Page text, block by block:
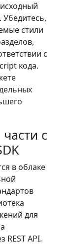
стили
с
кода.
с
в облаке
для
REST API.